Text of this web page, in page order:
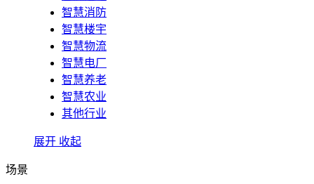
智慧消防
智慧楼宇
智慧物流
智慧电厂
智慧养老
智慧农业
其他行业
展开 收起
场景